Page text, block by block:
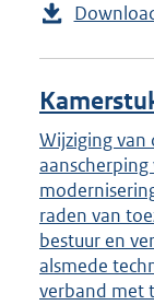
Wijziging
raden van
bestuur en
alsmede
verband met